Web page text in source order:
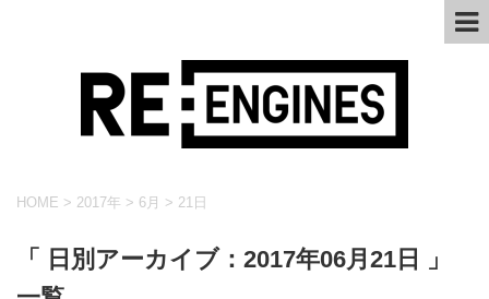
HOME > 2017年 > 6月 > 21日
「 日別アーカイブ：2017年06月21日 」